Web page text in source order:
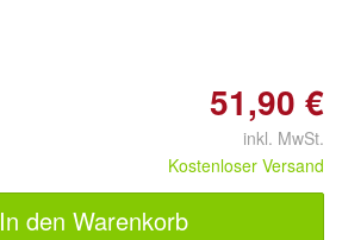
51,90 €
inkl. MwSt.
Kostenloser Versand
In den Warenkorb